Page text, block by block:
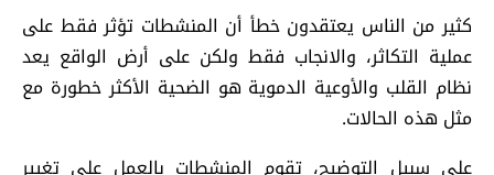
كثير من الناس يعتقدون خطأ أن المنشطات تؤثر فقط على
عملية التكاثر، والانجاب فقط ولكن على أرض الواقع يعد
نظام القلب والأوعية الدموية هو الضحية الأكثر خطورة مع
مثل هذه الحالات.